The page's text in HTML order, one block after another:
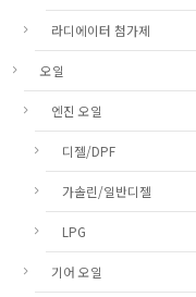
라디에이터 첨가제
오일
엔진 오일
디젤/DPF
가솔린/일반디젤
LPG
기어 오일